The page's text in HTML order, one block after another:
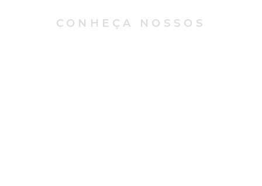
CONHEÇA NOSSOS